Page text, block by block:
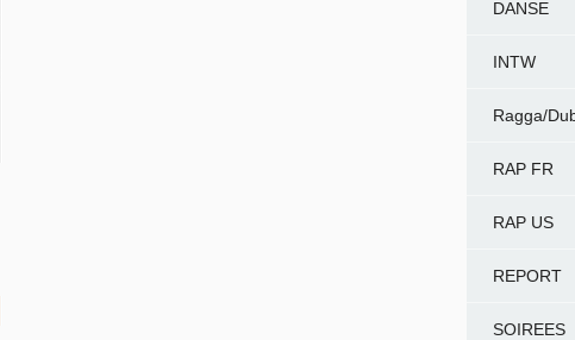
DANSE
INTW
Ragga/
RAP FR
RAP US
REPORT
SOIREES